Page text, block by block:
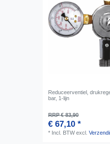
Reduceerventiel,
bar, 1-lijn
RRP € 83,90
€ 67,10 *
* Incl. BTWexcl.